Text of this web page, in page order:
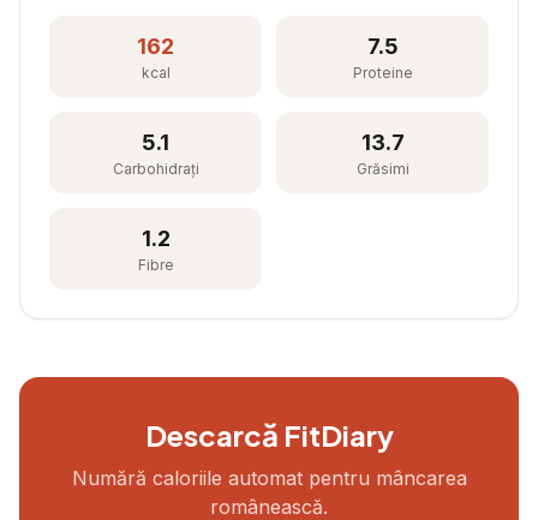
162
kcal
7.5
Proteine
5.1
Carbohidrați
13.7
Grăsimi
1.2
Fibre
Descarcă FitDiary
Numără caloriile automat pentru mâncarea
românească.